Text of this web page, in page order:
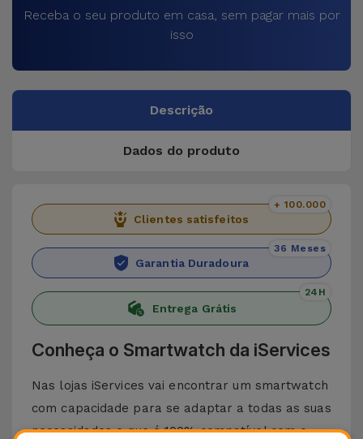
Receba o seu produto em casa, sem pagar mais por
isso
Descrição
Dados do produto
Clientes satisfeitos
+ 100.000
Garantia Duradoura
36 Meses
Entrega Grátis
24H
Conheça o Smartwatch da iServices
Nas lojas iServices vai encontrar um smartwatch
com capacidade para se adaptar a todas as suas
necessidades e que é 100% compatível com o